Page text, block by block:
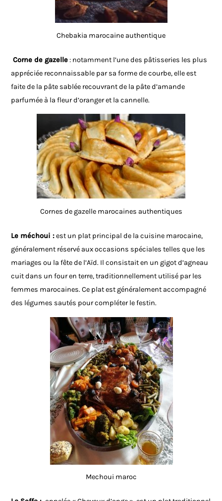
Chebakia marocaine authentique
Corne de gazelle : notamment l’une des pâtisseries les plus
appréciée reconnaissable par sa forme de courbe, elle est
faite de la pâte sablée recouvrant de la pâte d’amande
parfumée à la fleur d’oranger et la cannelle.
Cornes de gazelle marocaines authentiques
Le méchoui :est un plat principal de la cuisine marocaine,
généralement réservé aux occasions spéciales telles que les
mariages ou la fête de l’Aïd. Il consistait en un gigot d’agneau
cuit dans un four en terre, traditionnellement utilisé par les
femmes marocaines. Ce plat est généralement accompagné
des légumes sautés pour compléter le festin.
Mechoui maroc